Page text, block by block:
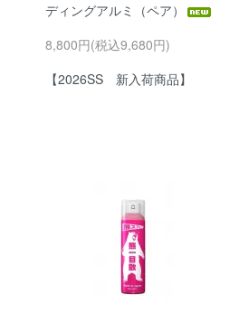
ディングアルミ（ペア）
8,800円(税込9,680円)
【2026SS 新入荷商品】